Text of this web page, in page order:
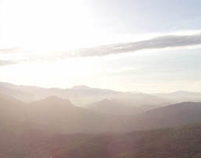
le récit du week-end SWAF sur le blog pour cause
photos ça donne des boutons à tout le monde...